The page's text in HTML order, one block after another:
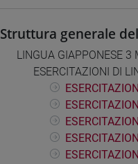
Struttura generale
LINGUA GIAPPONESE 3
ESERCITAZIONI DI